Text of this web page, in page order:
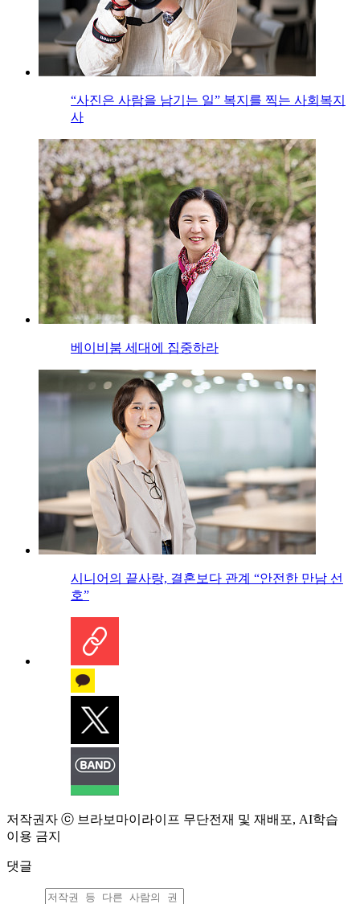
“사진은 사람을 남기는 일” 복지를 찍는 사회복지
사
베이비붐 세대에 집중하라
시니어의 끝사랑, 결혼보다 관계 “안전한 만남 선
호”
저작권자 ⓒ 브라보마이라이프 무단전재 및 재배포, AI학습
이용 금지
댓글